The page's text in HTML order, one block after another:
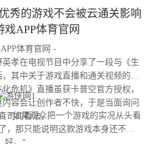
秀的游戏不会被云通关影响
戏APP体育官网
体育官网 -
在电视节目中分享了一段与《生
其中关于游戏直播和通关视频的看
危机》直播虽获卡普空官方授权，
容会让创作者不快，于是当面询问
司的看法。
如果观众把一个游戏的实况从头看
，那只能说明这款游戏本身还不够